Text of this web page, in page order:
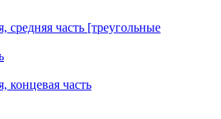
часть [треугольные
концевая часть